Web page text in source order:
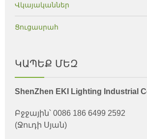
Վկայականներ
Ցուցասրահ
ԿԱՊԵՔ ՄԵԶ
ShenZhen EKI Lighting Industrial
Բջջային՝ 0086 186 6499 2592
(Ջուդի Սյան)